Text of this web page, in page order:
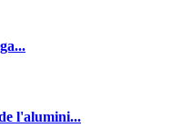
l'alumini...